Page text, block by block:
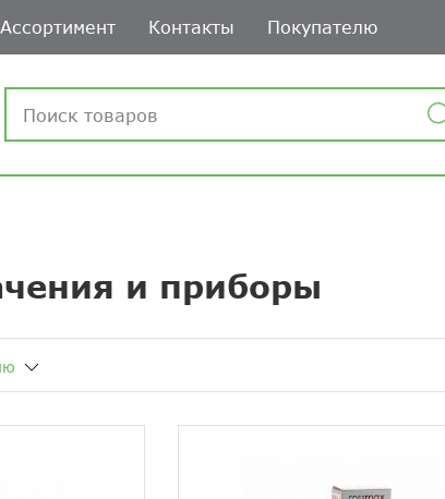
Ассортимент Контакты Покупателю
и приборы